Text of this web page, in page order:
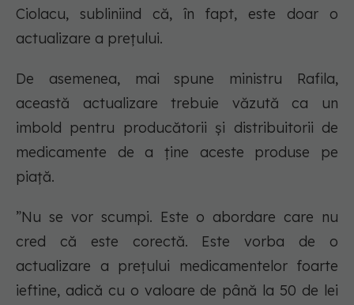
Ciolacu, subliniind că, în fapt, este doar o
actualizare a prețului.
De asemenea, mai spune ministru Rafila,
această actualizare trebuie văzută ca un
imbold pentru producătorii și distribuitorii de
medicamente de a ține aceste produse pe
piață.
”Nu se vor scumpi. Este o abordare care nu
cred că este corectă. Este vorba de o
actualizare a prețului medicamentelor foarte
ieftine, adică cu o valoare de până la 50 de lei